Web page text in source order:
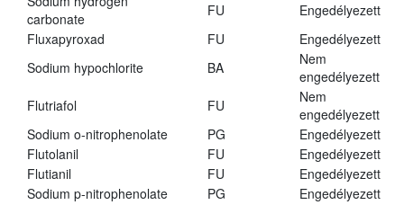
carbonate
FU
Engedélyezett
Fluxapyroxad
FU
Engedélyezett
Sodium hypochlorite
BA
Nem
engedélyezett
Flutriafol
FU
Nem
engedélyezett
Sodium o-nitrophenolate
PG
Engedélyezett
Flutolanil
FU
Engedélyezett
Flutianil
FU
Engedélyezett
Sodium p-nitrophenolate
PG
Engedélyezett